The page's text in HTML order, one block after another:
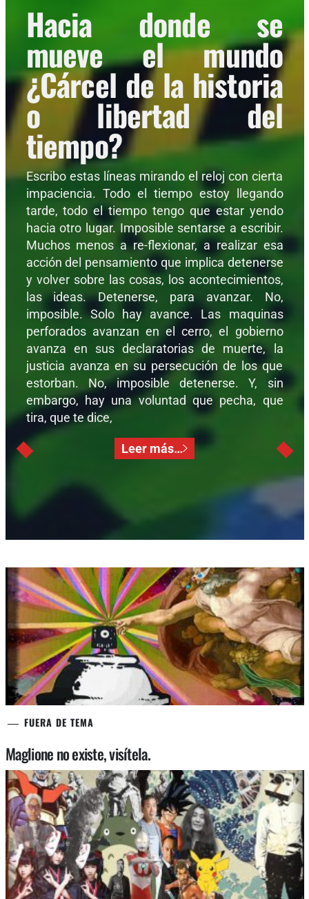
Hacia donde se
mueve el mundo
¿Cárcel de la historia
o libertad del
tiempo?
Escribo estas líneas mirando el reloj con cierta
impaciencia. Todo el tiempo estoy llegando
tarde, todo el tiempo tengo que estar yendo
hacia otro lugar. Imposible sentarse a escribir.
Muchos menos a re-flexionar, a realizar esa
acción del pensamiento que implica detenerse
y volver sobre las cosas, los acontecimientos,
las ideas. Detenerse, para avanzar. No,
imposible. Solo hay avance. Las maquinas
perforados avanzan en el cerro, el gobierno
avanza en sus declaratorias de muerte, la
justicia avanza en su persecución de los que
estorban. No, imposible detenerse. Y, sin
embargo, hay una voluntad que pecha, que
tira, que te dice,
Leer más…
FUERA DE TEMA
Maglione no existe, visítela.